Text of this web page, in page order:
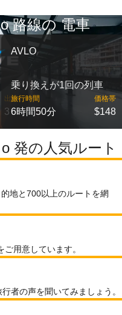
路線の 電車
出発
3
AVLO
乗り換えが1回の列車
旅行時間
6時間50分
価格帯
$148
発の人気ルート
地と700以上のルートを網
用意しています。
者の声を聞いてみましょう。